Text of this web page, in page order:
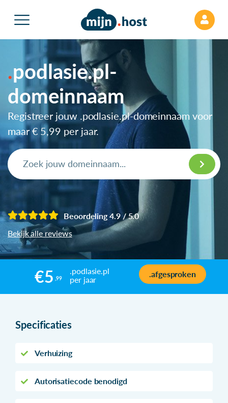
podlasie.pl-
domeinnaam
Registreer jouw .podlasie.pl-domeinnaam voor
maar € 5,99 per jaar.
Beoordeling 4.9 / 5.0
Bekijk alle reviews
€5 ,99
.podlasie.pl
per jaar
.afgesproken
Specificaties
Verhuizing
Autorisatiecode benodigd